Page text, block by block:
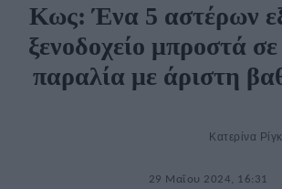
Κως: Ένα 5 αστέρων
ξενοδοχείο μπροστά
παραλία με άριστη
Κατερίνα
29 Μαΐου 2024, 16:31